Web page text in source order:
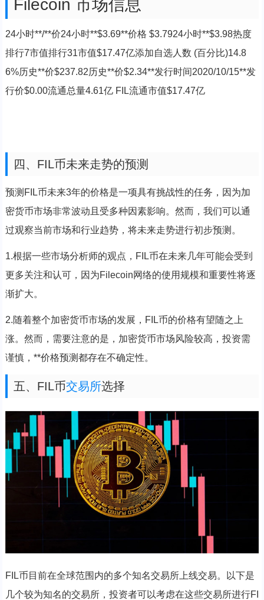
Filecoin 市场信息
24小时**/**价24小时**$3.69**价格 $3.7924小时**$3.98热度
排行7市值排行31市值$17.47亿添加自选人数 (百分比)14.8
6%历史**价$237.82历史**价$2.34**发行时间2020/10/15**发
行价$0.00流通总量4.61亿 FIL流通市值$17.47亿
四、FIL币未来走势的预测
预测FIL币未来3年的价格是一项具有挑战性的任务，因为加
密货币市场非常波动且受多种因素影响。然而，我们可以通
过观察当前市场和行业趋势，将未来走势进行初步预测。
1.根据一些市场分析师的观点，FIL币在未来几年可能会受到
更多关注和认可，因为Filecoin网络的使用规模和重要性将逐
渐扩大。
2.随着整个加密货币市场的发展，FIL币的价格有望随之上
涨。然而，需要注意的是，加密货币市场风险较高，投资需
谨慎，**价格预测都存在不确定性。
五、FIL币交易所选择
FIL币目前在全球范围内的多个知名交易所上线交易。以下是
几个较为知名的交易所，投资者可以考虑在这些交易所进行FI